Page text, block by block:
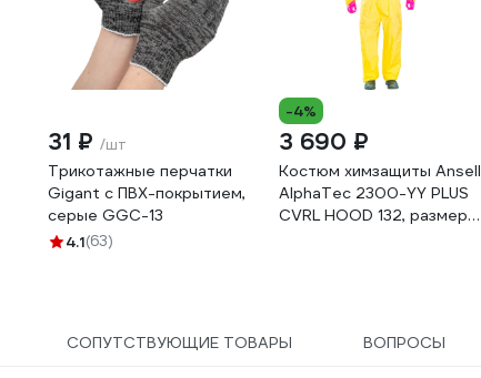
31 ₽ /шт
Трикотажные перчатки
Gigant с ПВХ-покрытием,
серые GGC-13
4.1(63)
-4%
3 690 ₽
Костюм химзащиты Ansell
AlphaTec 2300-YY PLUS
CVRL HOOD 132, размер
СОПУТСТВУЮЩИЕ ТОВАРЫ ВОПРОСЫ